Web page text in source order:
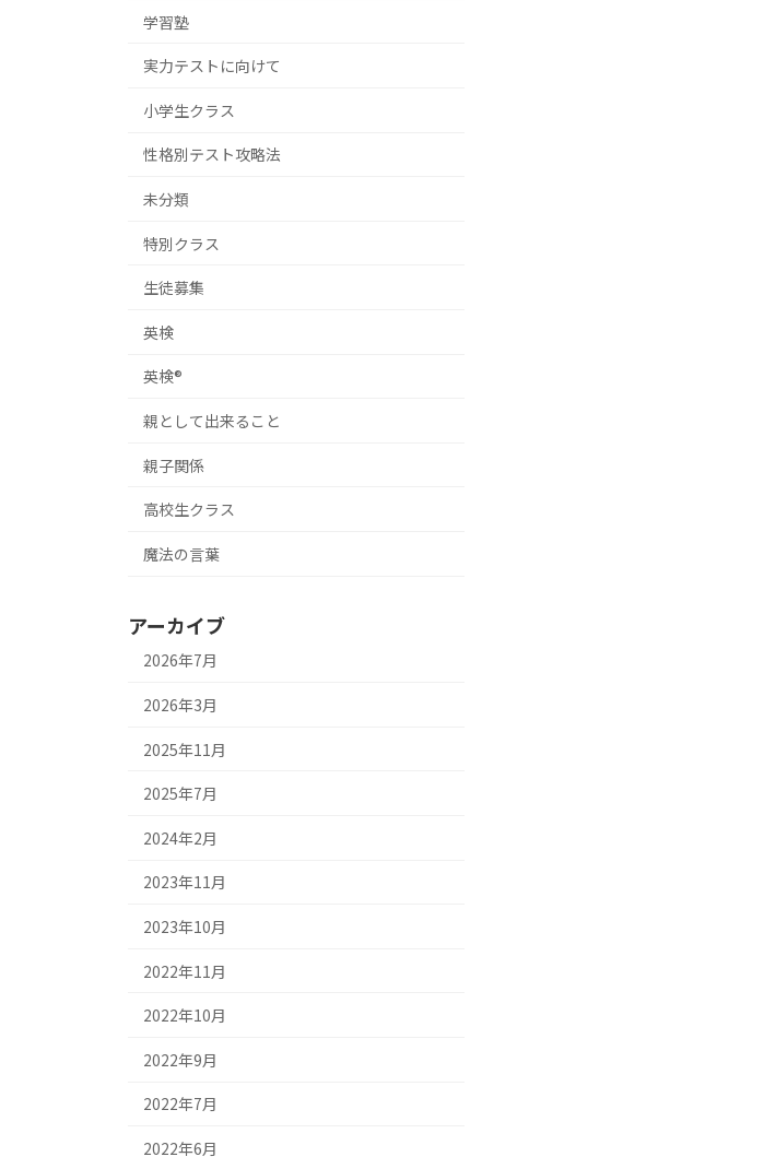
学習塾
実力テストに向けて
小学生クラス
性格別テスト攻略法
未分類
特別クラス
生徒募集
英検
英検®
親として出来ること
親子関係
高校生クラス
魔法の言葉
アーカイブ
2026年7月
2026年3月
2025年11月
2025年7月
2024年2月
2023年11月
2023年10月
2022年11月
2022年10月
2022年9月
2022年7月
2022年6月